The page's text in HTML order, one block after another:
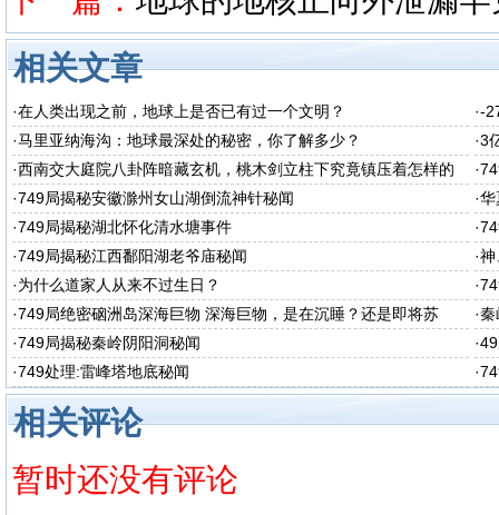
相关文章
·在人类出现之前，地球上是否已有过一个文明？ ·-
·马里亚纳海沟：地球最深处的秘密，你了解多少？ ·3
·西南交大庭院八卦阵暗藏玄机，桃木剑立柱下究竟镇压着怎样的
秘密呢
·
·749局揭秘安徽滁州女山湖倒流神针秘闻 ·华
·749局揭秘湖北怀化清水塘事件 ·
·749局揭秘江西鄱阳湖老爷庙秘闻 ·神
·为什么道家人从来不过生日？ ·
·749局绝密硇洲岛深海巨物 深海巨物，是在沉睡？还是即将苏
醒？
·秦
·749局揭秘秦岭阴阳洞秘闻 ·
·749处理:雷峰塔地底秘闻 ·
相关评论
暂时还没有评论